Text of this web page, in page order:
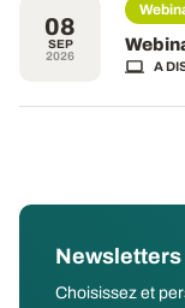
08
SEP
2026
A
Newsletters
Choisissez et